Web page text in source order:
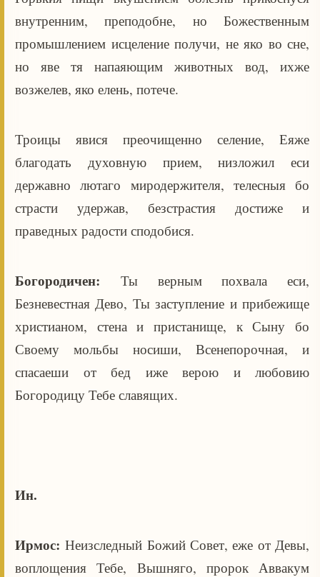
внутренним, преподобне, но Божественным
промышлением исцеление получи, не яко во сне,
но яве тя напаяющим животных вод, ихже
возжелев, яко елень, потече.
Троицы явися преочищенно селение, Еяже
благодать духовную прием, низложил еси
державно лютаго миродержителя, телесныя бо
страсти удержав, безстрастия достиже и
праведных радости сподобися.
Богородичен: Ты верным похвала еси,
Безневестная Дево, Ты заступление и прибежище
христианом, стена и пристанище, к Сыну бо
Своему мольбы носиши, Всенепорочная, и
спасаеши от бед иже верою и любовию
Богородицу Тебе славящих.
Ин.
Ирмос:Неизследный Божий Совет, еже от Девы,
воплощения Тебе, Вышняго, пророк Аввакум